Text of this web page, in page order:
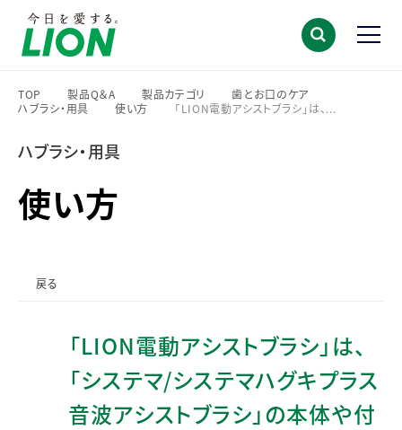
TOP
>
製品Q＆A
>
製品カテゴリ
>
歯とお口のケア
>
ハブラシ・用具
使い方
「LION電動アシストブラシ」は、...
ハブラシ・用具
使い方
戻る
「LION電動アシストブラシ」は、
「システマ/システマハグキプラス
音波アシストブラシ」の本体や付